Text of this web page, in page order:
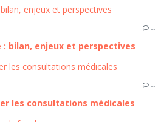
…
bilan, enjeux et perspectives
les consultations médicales